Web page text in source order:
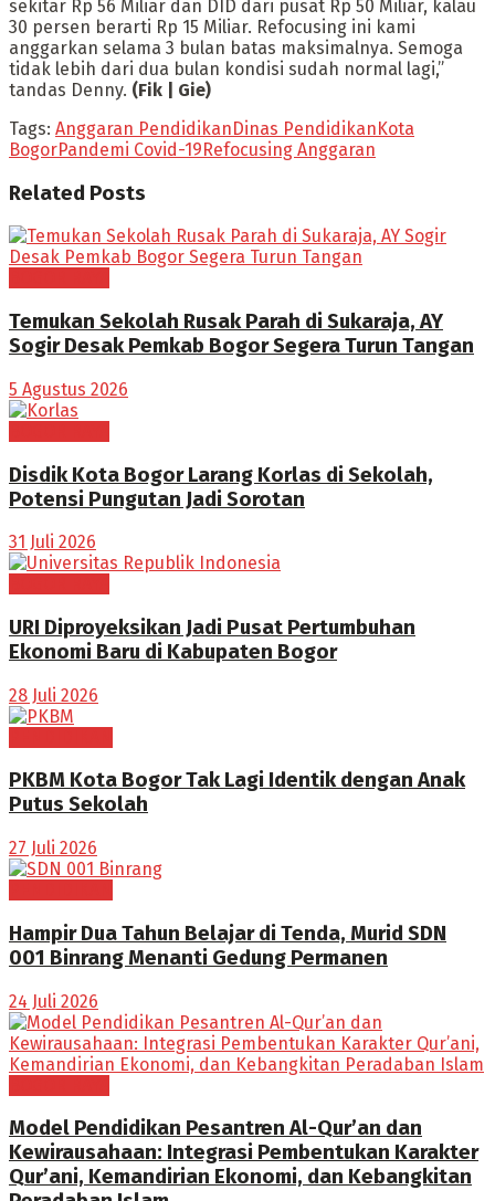
sekitar Rp 56 Miliar dan DID dari pusat Rp 50 Miliar, kalau
30 persen berarti Rp 15 Miliar. Refocusing ini kami
anggarkan selama 3 bulan batas maksimalnya. Semoga
tidak lebih dari dua bulan kondisi sudah normal lagi,”
tandas Denny. (Fik | Gie)
Tags: Anggaran PendidikanDinas PendidikanKota
BogorPandemi Covid-19Refocusing Anggaran
Related Posts
Temukan Sekolah Rusak Parah di Sukaraja, AY
Sogir Desak Pemkab Bogor Segera Turun Tangan
5 Agustus 2026
Disdik Kota Bogor Larang Korlas di Sekolah,
Potensi Pungutan Jadi Sorotan
31 Juli 2026
URI Diproyeksikan Jadi Pusat Pertumbuhan
Ekonomi Baru di Kabupaten Bogor
28 Juli 2026
PKBM Kota Bogor Tak Lagi Identik dengan Anak
Putus Sekolah
27 Juli 2026
Hampir Dua Tahun Belajar di Tenda, Murid SDN
001 Binrang Menanti Gedung Permanen
24 Juli 2026
Model Pendidikan Pesantren Al-Qur’an dan
Kewirausahaan: Integrasi Pembentukan Karakter
Qur’ani, Kemandirian Ekonomi, dan Kebangkitan